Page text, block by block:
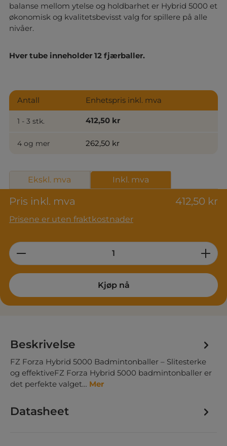
balanse mellom ytelse og holdbarhet er Hybrid 5000 et
økonomisk og kvalitetsbevisst valg for spillere på alle
nivåer.
Hver tube inneholder 12 fjærballer.
Pris inkl. mva 412,50 kr
Prisene er uten fraktkostnader
Antall Enhetspris inkl. mva
1 - 3 stk. 412,50 kr
4 og mer 262,50 kr
Ekskl. mva Inkl. mva
Product Quantity: Enter the desired
Kjøp nå
Beskrivelse
FZ Forza Hybrid 5000 Badmintonballer – Slitesterke
og effektiveFZ Forza Hybrid 5000 badmintonballer er
det perfekte valget… Mer
Datasheet